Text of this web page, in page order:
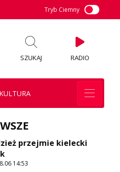
Tryb Ciemny
SZUKAJ RADIO
KULTURA
przejmie kielecki
14:53